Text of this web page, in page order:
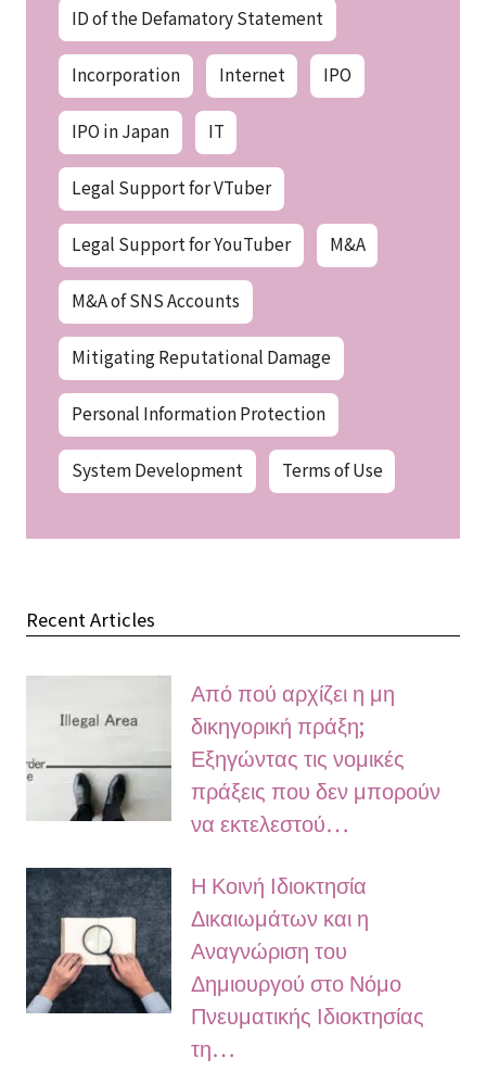
ID of the Defamatory Statement
Incorporation Internet IPO
IPO in Japan IT
Legal Support for VTuber
Legal Support for YouTuber M&A
M&A of SNS Accounts
Mitigating Reputational Damage
Personal Information Protection
System Development Terms of Use
Recent Articles
Από πού αρχίζει η μη
δικηγορική πράξη;
Εξηγώντας τις νομικές
πράξεις που δεν μπορούν
να εκτελεστού…
Η Κοινή Ιδιοκτησία
Δικαιωμάτων και η
Αναγνώριση του
Δημιουργού στο Νόμο
Πνευματικής Ιδιοκτησίας
τη…